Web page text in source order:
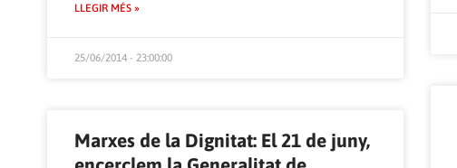
LLEGIR MÉS »
25/06/2014 - 23:00:00
Marxes de la Dignitat: El 21 de juny,